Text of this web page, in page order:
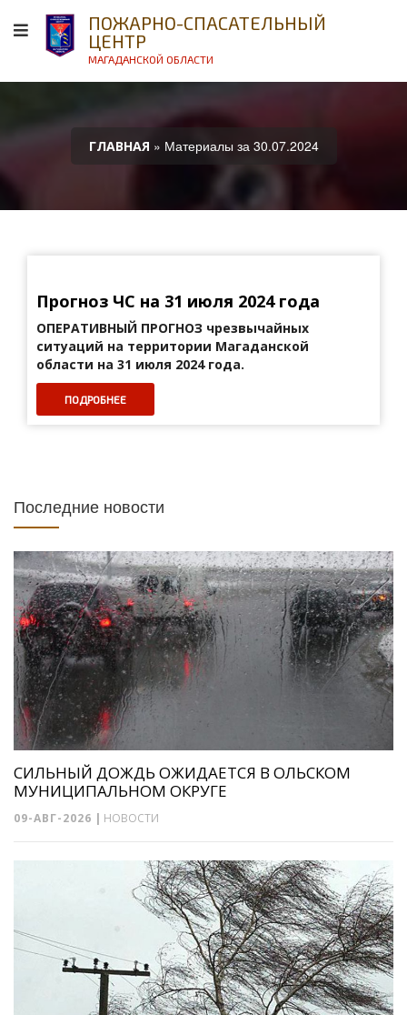
ПОЖАРНО-СПАСАТЕЛЬНЫЙ
ЦЕНТР
МАГАДАНСКОЙ ОБЛАСТИ
ГЛАВНАЯ » Материалы за 30.07.2024
Прогноз ЧС на 31 июля 2024 года
ОПЕРАТИВНЫЙ ПРОГНОЗ чрезвычайных
ситуаций на территории Магаданской
области на 31 июля 2024 года.
ПОДРОБНЕЕ
Последние новости
СИЛЬНЫЙ ДОЖДЬ ОЖИДАЕТСЯ В ОЛЬСКОМ
МУНИЦИПАЛЬНОМ ОКРУГЕ
09-АВГ-2026 | НОВОСТИ